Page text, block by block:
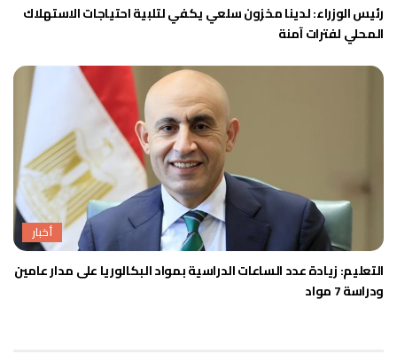
رئيس الوزراء: لدينا مخزون سلعي يكفي لتلبية احتياجات الاستهلاك
المحلي لفترات آمنة
أخبار
التعليم: زيادة عدد الساعات الدراسية بمواد البكالوريا على مدار عامين
ودراسة 7 مواد